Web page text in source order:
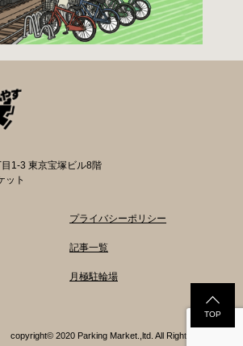
交通対策課では郵送申請（2月8日 消印有
電子申請も受け付けています。 次年度の
関しては、毎年1月ごろに利用申請一斉受
います。（詳細は区広報、HP等でご案内
ます。） 登録が決定した方は、交通対策
郵送する「利用申請結果通知」「納付
利用料金を指定の自転等駐輪場にお持ち
手続きをしてください。 ※収容台数を超
用料金 登録手数料 不要です。 定期利用
転車等駐輪場：1,800円／月 路上自転車
年 ※各駐輪場で定期利用料金が異なりま
ださい。 一時利用料金 各駐輪場で一時利
にお問い合わせください。 新宿区HPはこ
品川区の自転車駐輪場 利用方法 利用登録
書の提出 定期利用承認申請書を記入してい
き、各駐輪場にて管理員に手渡しもしくは
1-3 東京宝塚ビル8階
ット
プライバシーポリシー
記事一覧
月極駐輪場
copyright© 2020 Parking Market.,ltd. All Rights Reserved.
TOP